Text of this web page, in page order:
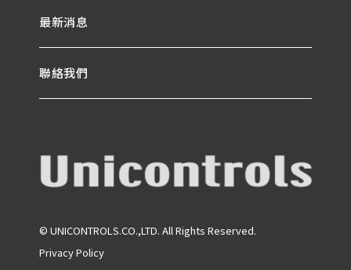
最新消息
聯絡我們
© UNICONTROLS.CO.,LTD. All Rights Reserved.
Privacy Policy